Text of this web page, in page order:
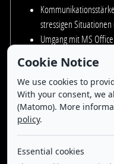
stressigen
Umgang mit MS Office
Selbstständige,
Arbeitsweise
Erfahrung im
nicht vorausgesetzt.
Sie sind an einer
Wir freuen uns schon jetzt
Cookie Notice
We use cookies to
With your consent, we
(Matomo). More
policy.
Essential cookies